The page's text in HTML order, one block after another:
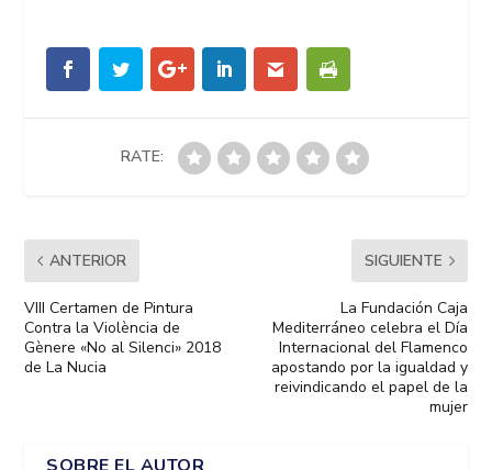
RATE:
ANTERIOR
VIII Certamen de Pintura
Contra la Violència de
Gènere «No al Silenci» 2018
de La Nucia
SIGUIENTE
La Fundación Caja
Mediterráneo celebra el Día
Internacional del Flamenco
apostando por la igualdad y
reivindicando el papel de la
mujer